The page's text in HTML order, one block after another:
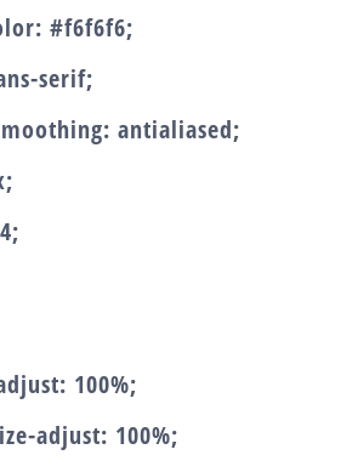
#f6f6f6;
serif;
antialiased;
100%;
adjust: 100%;